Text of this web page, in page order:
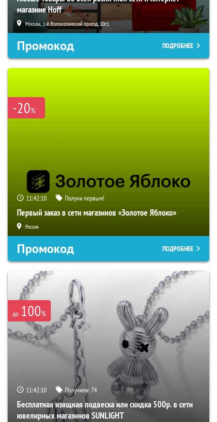
магазине Hoff
Москва, 1-й Волоколамский проезд, 10с1
Промокод ПОДРОБНЕЕ
-20%
11:42:09 Получи первым!
Первый заказ в сети магазинов «Золотое Яблоко»
Россия
Промокод ПОДРОБНЕЕ
до 100%
11:42:09 Получили:74
Бесплатная изящная подвеска или скидка 500р. в сети
ювелирных магазинов SUNLIGHT